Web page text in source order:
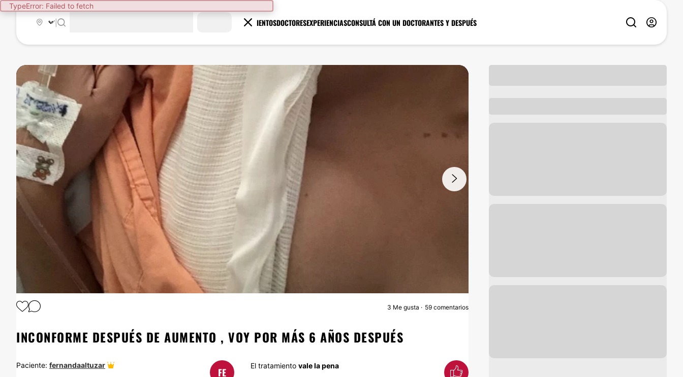
TypeError: Failed to fetch
TRATAMIENTOSDOCTORESEXPERIENCIASCONSULTÁ CON UN DOCTORANTES Y DESPUÉS
AUMENTO MAMAS
3 Me gusta 59 comentarios
INCONFORME DESPUÉS DE AUMENTO , VOY POR MÁS 6 AÑOS DESPUÉS
Paciente: fernandaaltuzar
FE El tratamiento vale la pena